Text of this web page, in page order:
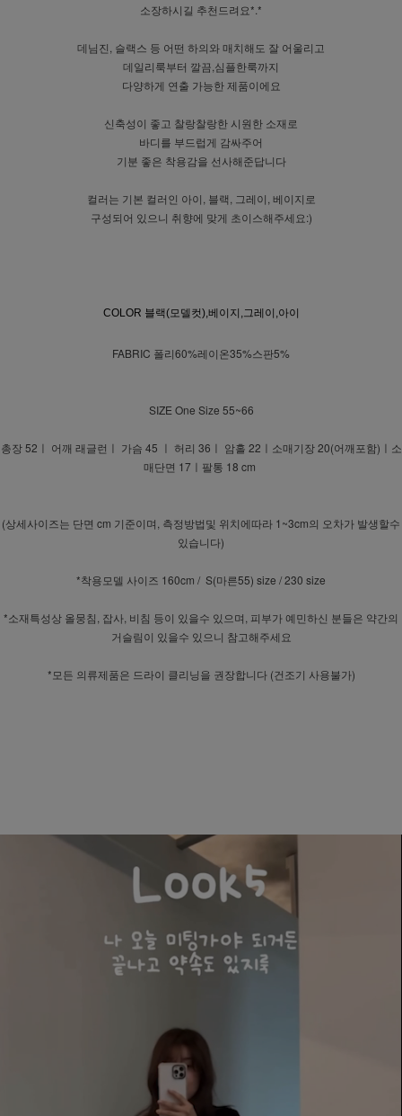
소장하시길 추천드려요*.*
데님진, 슬랙스 등 어떤 하의와 매치해도 잘 어울리고
데일리룩부터 깔끔,심플한룩까지
다양하게 연출 가능한 제품이에요
신축성이 좋고 찰랑찰랑한 시원한 소재로
바디를 부드럽게 감싸주어
기분 좋은 착용감을 선사해준답니다
컬러는 기본 컬러인 아이, 블랙, 그레이, 베이지로
구성되어 있으니 취향에 맞게 초이스해주세요:)
COLOR 블랙(모델컷),베이지,그레이,아이
FABRIC 폴리60%레이온35%스판5%
SIZE One Size 55~66
총장 52ㅣ 어깨 래글런ㅣ 가슴 45 ㅣ 허리 36ㅣ 암홀 22ㅣ소매기장 20(어깨포함)ㅣ소
매단면 17ㅣ팔통 18 cm
(상세사이즈는 단면 cm 기준이며, 측정방법및 위치에따라 1~3cm의 오차가 발생할수
있습니다)
*착용모델 사이즈 160cm / S(마른55) size / 230 size
*소재특성상 올뭉침, 잡사, 비침 등이 있을수 있으며, 피부가 예민하신 분들은 약간의
거슬림이 있을수 있으니 참고해주세요
*모든 의류제품은 드라이 클리닝을 권장합니다 (건조기 사용불가)